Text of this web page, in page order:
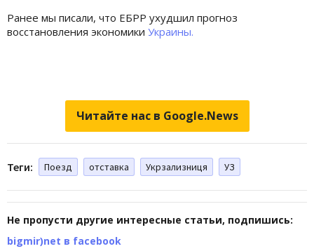
Ранее мы писали, что ЕБРР ухудшил прогноз
восстановления экономики Украины.
Читайте нас в Google.News
Теги: Поезд отставка Укрзализниця УЗ
Не пропусти другие интересные статьи, подпишись:
bigmir)net в facebook